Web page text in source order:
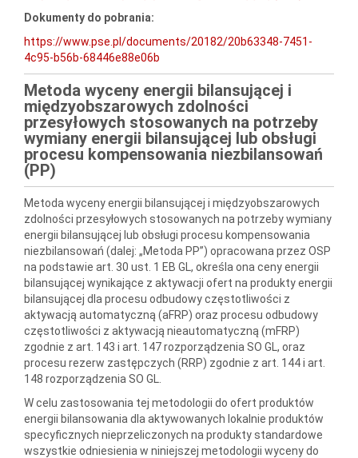
Dokumenty do pobrania:
https://www.pse.pl/documents/20182/20b63348-7451-
4c95-b56b-68446e88e06b
Metoda wyceny energii bilansującej i
międzyobszarowych zdolności
przesyłowych stosowanych na potrzeby
wymiany energii bilansującej lub obsługi
procesu kompensowania niezbilansowań
(PP)
Metoda wyceny energii bilansującej i międzyobszarowych
zdolności przesyłowych stosowanych na potrzeby wymiany
energii bilansującej lub obsługi procesu kompensowania
niezbilansowań (dalej: „Metoda PP”) opracowana przez OSP
na podstawie art. 30 ust. 1 EB GL, określa ona ceny energii
bilansującej wynikające z aktywacji ofert na produkty energii
bilansującej dla procesu odbudowy częstotliwości z
aktywacją automatyczną (aFRP) oraz procesu odbudowy
częstotliwości z aktywacją nieautomatyczną (mFRP)
zgodnie z art. 143 i art. 147 rozporządzenia SO GL, oraz
procesu rezerw zastępczych (RRP) zgodnie z art. 144 i art.
148 rozporządzenia SO GL.
W celu zastosowania tej metodologii do ofert produktów
energii bilansowania dla aktywowanych lokalnie produktów
specyficznych nieprzeliczonych na produkty standardowe
wszystkie odniesienia w niniejszej metodologii wyceny do